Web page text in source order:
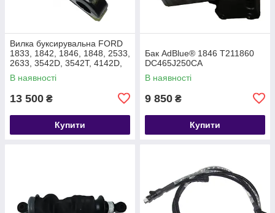
Вилка буксирувальна FORD
1833, 1842, 1846, 1848, 2533,
2633, 3542D, 3542T, 4142D,
F-MAX T219135
GC4617A954AA
В наявності
13 500 ₴
Купити
Бак AdBlue® 1846 T211860
DC465J250CA
В наявності
9 850 ₴
Купити